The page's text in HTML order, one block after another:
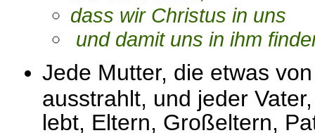
dass wir Christus in uns
und damit uns in ihm
Jede Mutter, die etwas
ausstrahlt, und jeder
lebt, Eltern, Großeltern,